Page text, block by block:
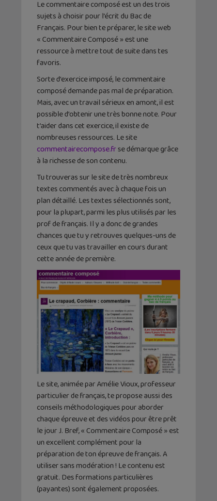
Le commentaire composé est un des trois
sujets à choisir pour l’écrit du Bac de
Français. Pour bien te préparer, le site web
« Commentaire Composé » est une
ressource à mettre tout de suite dans tes
favoris.
Sorte d’exercice imposé, le commentaire
composé demande pas mal de préparation.
Mais, avec un travail sérieux en amont, il est
possible d’obtenir une très bonne note. Pour
t’aider dans cet exercice, il existe de
nombreuses ressources. Le site
commentairecompose.frse démarque grâce
à la richesse de son contenu.
Tu trouveras sur le site de très nombreux
textes commentés avec à chaque fois un
plan détaillé. Les textes sélectionnés sont,
pour la plupart, parmi les plus utilisés par les
prof de français. Il y a donc de grandes
chances que tu y retrouves quelques-uns de
ceux que tu vas travailler en cours durant
cette année de première.
Le site, animée par Amélie Vioux, professeur
particulier de français, te propose aussi des
conseils méthodologiques pour aborder
chaque épreuve et des vidéos pour être prêt
le jour J. Bref, « Commentaire Composé » est
un excellent complément pour la
préparation de ton épreuve de français. A
utiliser sans modération ! Le contenu est
gratuit. Des formations particulières
(payantes) sont également proposées.